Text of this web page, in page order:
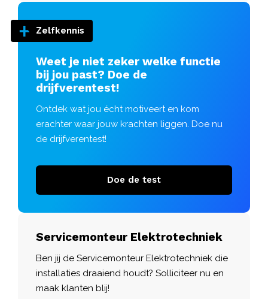
Servicemonteur Elektrotechniek
Ben jij de Servicemonteur Elektrotechniek die
installaties draaiend houdt? Solliciteer nu en
maak klanten blij!
Zelfkennis
Weet je niet zeker welke functie
bij jou past? Doe de
drijfverentest!
Ontdek wat jou écht motiveert en kom
erachter waar jouw krachten liggen. Doe nu
de drijfverentest!
Doe de test